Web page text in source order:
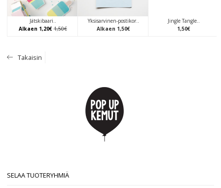
Jätskibaari..
Alkaen 1,20€ 1,50€
Yksisarvinen-postikor..
Alkaen 1,50€
Jingle Tangle..
1,50€
Takaisin
SELAA TUOTERYHMIÄ